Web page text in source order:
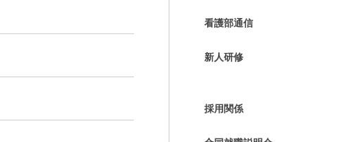
看護部通信
新人研修
採用関係